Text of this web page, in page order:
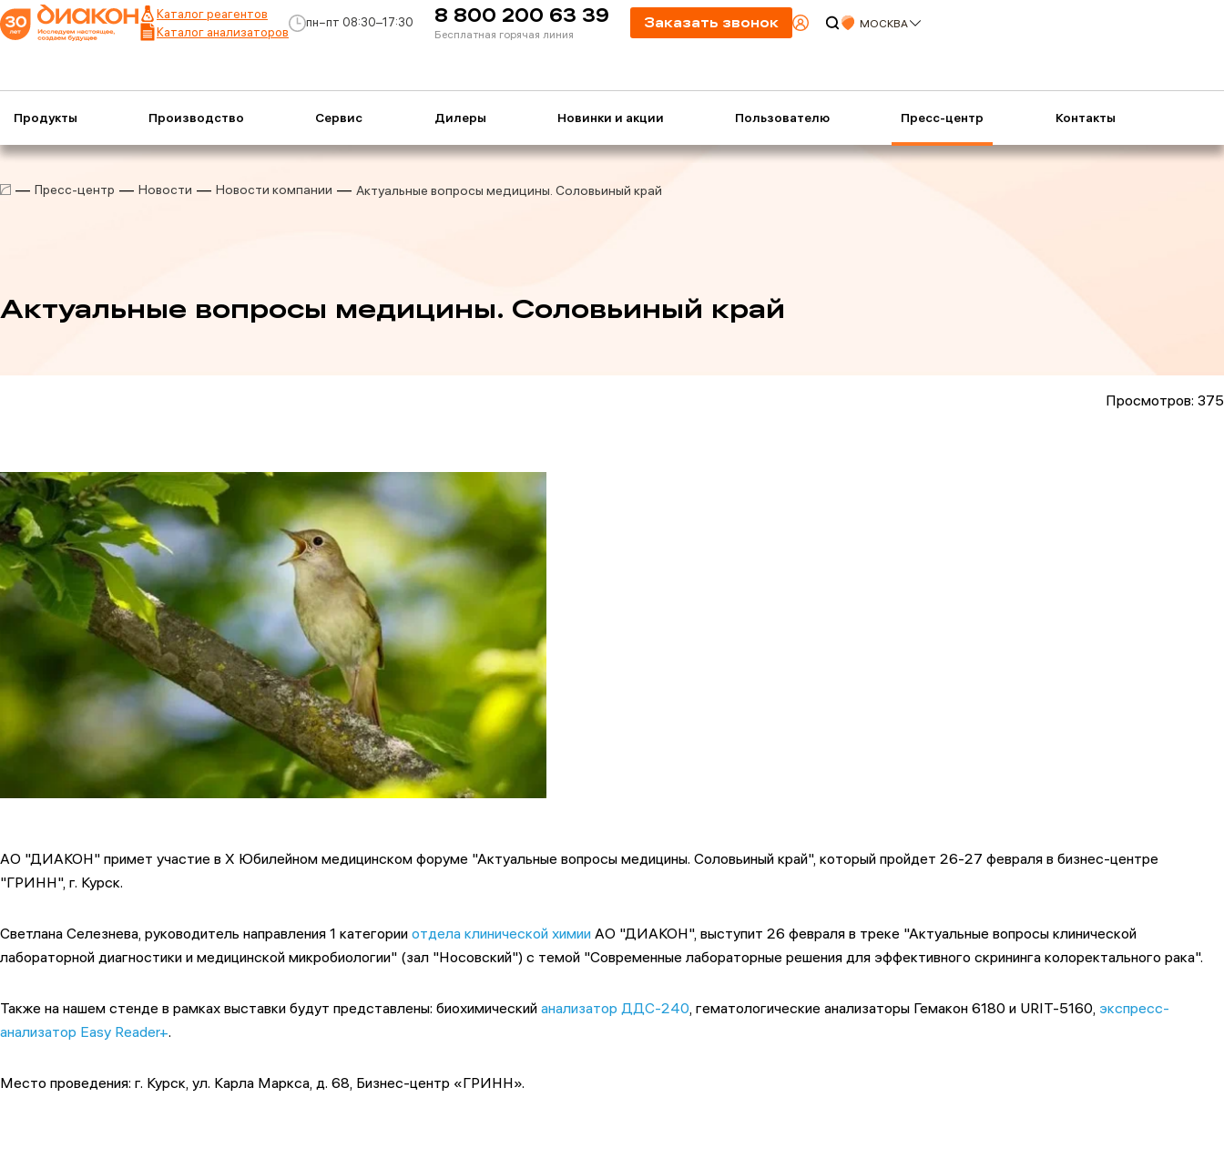
Каталог реагентов
Каталог анализаторов
пн−пт 08:30–17:30 8 800 200 63 39
Бесплатная горячая линия
Заказать звонок МОСКВА
Продукты Производство Сервис Дилеры Новинки и акции Пользователю Пресс-центр Контакты
Пресс-центр Новости Новости компании Актуальные вопросы медицины. Соловьиный край
Актуальные вопросы медицины. Соловьиный край
Просмотров: 375
АО "ДИАКОН" примет участие в X Юбилейном медицинском форуме "Актуальные вопросы медицины. Соловьиный край", который пройдет 26-27 февраля в бизнес-центре
"ГРИНН", г. Курск.
Светлана Селезнева, руководитель направления 1 категории отдела клинической химии АО "ДИАКОН", выступит 26 февраля в треке "Актуальные вопросы клинической
лабораторной диагностики и медицинской микробиологии" (зал "Носовский") с темой "Современные лабораторные решения для эффективного скрининга колоректального рака".
Также на нашем стенде в рамках выставки будут представлены: биохимический анализатор ДДС-240, гематологические анализаторы Гемакон 6180 и URIT-5160, экспресс-
анализатор Easy Reader+.
Место проведения: г. Курск, ул. Карла Маркса, д. 68, Бизнес-центр «ГРИНН».